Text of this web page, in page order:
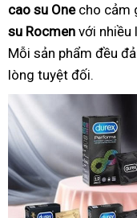
cao su Onecho cảm
su Rocmen với nhiều
Mỗi sản phẩm đều
lòng tuyệt đối.